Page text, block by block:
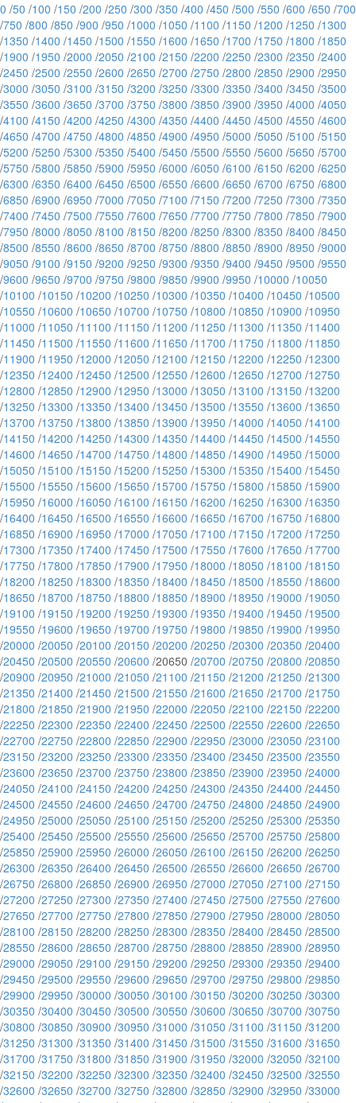
0 /50 /100 /150 /200 /250 /300 /350 /400 /450 /500 /550 /600 /650 /700
/750 /800 /850 /900 /950 /1000 /1050 /1100 /1150 /1200 /1250 /1300
/1350 /1400 /1450 /1500 /1550 /1600 /1650 /1700 /1750 /1800 /1850
/1900 /1950 /2000 /2050 /2100 /2150 /2200 /2250 /2300 /2350 /2400
/2450 /2500 /2550 /2600 /2650 /2700 /2750 /2800 /2850 /2900 /2950
/3000 /3050 /3100 /3150 /3200 /3250 /3300 /3350 /3400 /3450 /3500
/3550 /3600 /3650 /3700 /3750 /3800 /3850 /3900 /3950 /4000 /4050
/4100 /4150 /4200 /4250 /4300 /4350 /4400 /4450 /4500 /4550 /4600
/4650 /4700 /4750 /4800 /4850 /4900 /4950 /5000 /5050 /5100 /5150
/5200 /5250 /5300 /5350 /5400 /5450 /5500 /5550 /5600 /5650 /5700
/5750 /5800 /5850 /5900 /5950 /6000 /6050 /6100 /6150 /6200 /6250
/6300 /6350 /6400 /6450 /6500 /6550 /6600 /6650 /6700 /6750 /6800
/6850 /6900 /6950 /7000 /7050 /7100 /7150 /7200 /7250 /7300 /7350
/7400 /7450 /7500 /7550 /7600 /7650 /7700 /7750 /7800 /7850 /7900
/7950 /8000 /8050 /8100 /8150 /8200 /8250 /8300 /8350 /8400 /8450
/8500 /8550 /8600 /8650 /8700 /8750 /8800 /8850 /8900 /8950 /9000
/9050 /9100 /9150 /9200 /9250 /9300 /9350 /9400 /9450 /9500 /9550
/9600 /9650 /9700 /9750 /9800 /9850 /9900 /9950 /10000 /10050
/10100 /10150 /10200 /10250 /10300 /10350 /10400 /10450 /10500
/10550 /10600 /10650 /10700 /10750 /10800 /10850 /10900 /10950
/11000 /11050 /11100 /11150 /11200 /11250 /11300 /11350 /11400
/11450 /11500 /11550 /11600 /11650 /11700 /11750 /11800 /11850
/11900 /11950 /12000 /12050 /12100 /12150 /12200 /12250 /12300
/12350 /12400 /12450 /12500 /12550 /12600 /12650 /12700 /12750
/12800 /12850 /12900 /12950 /13000 /13050 /13100 /13150 /13200
/13250 /13300 /13350 /13400 /13450 /13500 /13550 /13600 /13650
/13700 /13750 /13800 /13850 /13900 /13950 /14000 /14050 /14100
/14150 /14200 /14250 /14300 /14350 /14400 /14450 /14500 /14550
/14600 /14650 /14700 /14750 /14800 /14850 /14900 /14950 /15000
/15050 /15100 /15150 /15200 /15250 /15300 /15350 /15400 /15450
/15500 /15550 /15600 /15650 /15700 /15750 /15800 /15850 /15900
/15950 /16000 /16050 /16100 /16150 /16200 /16250 /16300 /16350
/16400 /16450 /16500 /16550 /16600 /16650 /16700 /16750 /16800
/16850 /16900 /16950 /17000 /17050 /17100 /17150 /17200 /17250
/17300 /17350 /17400 /17450 /17500 /17550 /17600 /17650 /17700
/17750 /17800 /17850 /17900 /17950 /18000 /18050 /18100 /18150
/18200 /18250 /18300 /18350 /18400 /18450 /18500 /18550 /18600
/18650 /18700 /18750 /18800 /18850 /18900 /18950 /19000 /19050
/19100 /19150 /19200 /19250 /19300 /19350 /19400 /19450 /19500
/19550 /19600 /19650 /19700 /19750 /19800 /19850 /19900 /19950
/20000 /20050 /20100 /20150 /20200 /20250 /20300 /20350 /20400
/20450 /20500 /20550 /20600 /20650 /20700 /20750 /20800 /20850
/20900 /20950 /21000 /21050 /21100 /21150 /21200 /21250 /21300
/21350 /21400 /21450 /21500 /21550 /21600 /21650 /21700 /21750
/21800 /21850 /21900 /21950 /22000 /22050 /22100 /22150 /22200
/22250 /22300 /22350 /22400 /22450 /22500 /22550 /22600 /22650
/22700 /22750 /22800 /22850 /22900 /22950 /23000 /23050 /23100
/23150 /23200 /23250 /23300 /23350 /23400 /23450 /23500 /23550
/23600 /23650 /23700 /23750 /23800 /23850 /23900 /23950 /24000
/24050 /24100 /24150 /24200 /24250 /24300 /24350 /24400 /24450
/24500 /24550 /24600 /24650 /24700 /24750 /24800 /24850 /24900
/24950 /25000 /25050 /25100 /25150 /25200 /25250 /25300 /25350
/25400 /25450 /25500 /25550 /25600 /25650 /25700 /25750 /25800
/25850 /25900 /25950 /26000 /26050 /26100 /26150 /26200 /26250
/26300 /26350 /26400 /26450 /26500 /26550 /26600 /26650 /26700
/26750 /26800 /26850 /26900 /26950 /27000 /27050 /27100 /27150
/27200 /27250 /27300 /27350 /27400 /27450 /27500 /27550 /27600
/27650 /27700 /27750 /27800 /27850 /27900 /27950 /28000 /28050
/28100 /28150 /28200 /28250 /28300 /28350 /28400 /28450 /28500
/28550 /28600 /28650 /28700 /28750 /28800 /28850 /28900 /28950
/29000 /29050 /29100 /29150 /29200 /29250 /29300 /29350 /29400
/29450 /29500 /29550 /29600 /29650 /29700 /29750 /29800 /29850
/29900 /29950 /30000 /30050 /30100 /30150 /30200 /30250 /30300
/30350 /30400 /30450 /30500 /30550 /30600 /30650 /30700 /30750
/30800 /30850 /30900 /30950 /31000 /31050 /31100 /31150 /31200
/31250 /31300 /31350 /31400 /31450 /31500 /31550 /31600 /31650
/31700 /31750 /31800 /31850 /31900 /31950 /32000 /32050 /32100
/32150 /32200 /32250 /32300 /32350 /32400 /32450 /32500 /32550
/32600 /32650 /32700 /32750 /32800 /32850 /32900 /32950 /33000